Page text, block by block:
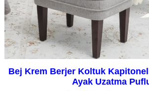
Bej Krem Berjer Koltuk
Ayak Uzatma